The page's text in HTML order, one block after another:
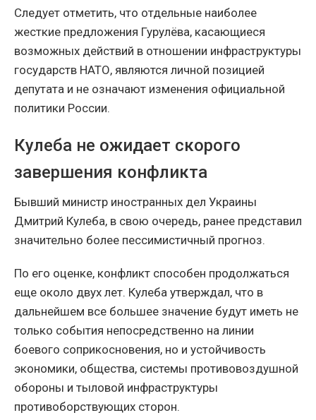
Следует отметить, что отдельные наиболее
жесткие предложения Гурулёва, касающиеся
возможных действий в отношении инфраструктуры
государств НАТО, являются личной позицией
депутата и не означают изменения официальной
политики России.
Кулеба не ожидает скорого
завершения конфликта
Бывший министр иностранных дел Украины
Дмитрий Кулеба, в свою очередь, ранее представил
значительно более пессимистичный прогноз.
По его оценке, конфликт способен продолжаться
еще около двух лет. Кулеба утверждал, что в
дальнейшем все большее значение будут иметь не
только события непосредственно на линии
боевого соприкосновения, но и устойчивость
экономики, общества, системы противовоздушной
обороны и тыловой инфраструктуры
противоборствующих сторон.